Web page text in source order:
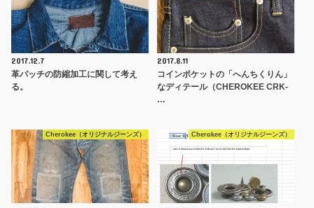
2017.12.7
革パッチの防縮加工に関して考え
る。
2017.8.11
コインポケットの「へんちくりん」
なディテール（CHEROKEE CRK-
…
Cherokee（オリジナルジーンズ） Cherokee（オリジナルジーンズ）